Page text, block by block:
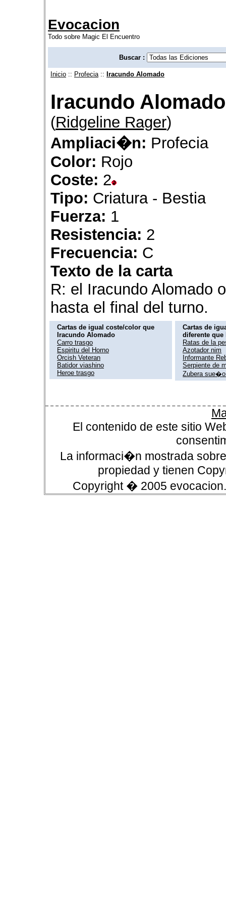
Evocacion
Todo sobre Magic El Encuentro
Buscar :
Inicio :: Profecia :: Iracundo Alomado
Iracundo Alomado
(Ridgeline Rager)
Ampliaci�n: Profecia
Color: Rojo
Coste: 2
Tipo: Criatura - Bestia
Fuerza: 1
Resistencia: 2
Frecuencia: C
Texto de la carta
R: el Iracundo Alomado
hasta el final del turno.
Cartas de igual coste/color que
Iracundo Alomado
Carro trasgo
Espiritu del Horno
Orcish Veteran
Batidor viashino
Heroe trasgo
Cartas de
diferente
Ratas de la
Azotador nim
Informante
Serpiente de
Zubera
El contenido de este sitio
La informaci�n mostrada
propiedad y tienen
Copyright � 2005